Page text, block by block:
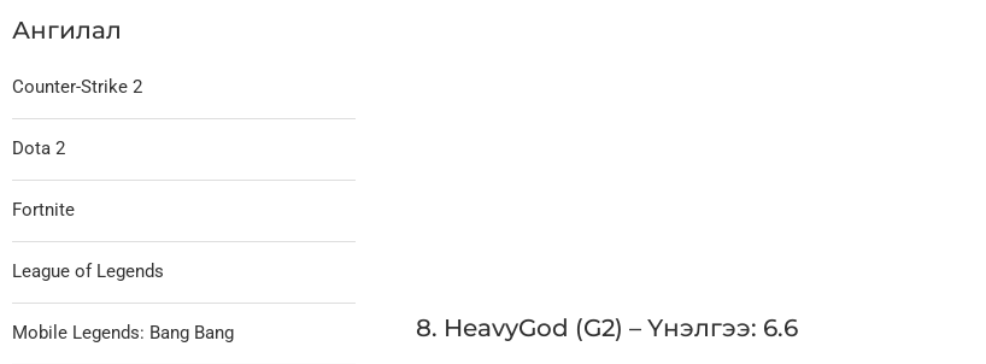
8. HeavyGod (G2) – Үнэлгээ: 6.6
Ангилал
Counter-Strike 2
Dota 2
Fortnite
League of Legends
Mobile Legends: Bang Bang